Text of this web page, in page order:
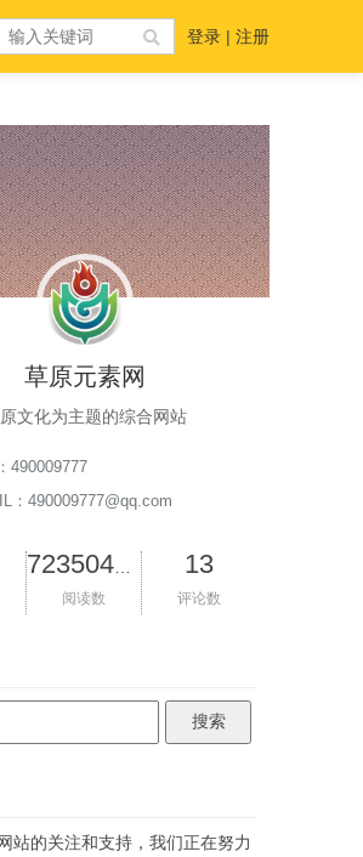
登录 | 注册
草原元素网
文化为主题的综合网站
490009777
：490009777@qq.com
阅读数
13
评论数
站的关注和支持，我们正在努力